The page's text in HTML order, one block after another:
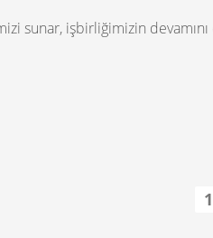
sunar, işbirliğimizin